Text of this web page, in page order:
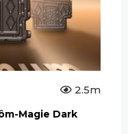
2.5m
Magie Dark